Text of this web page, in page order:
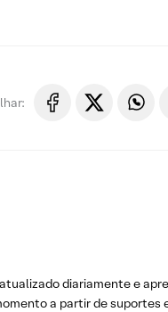
diariamente e
a partir de suportes